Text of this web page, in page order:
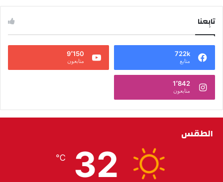
تابِعنا
722k
متابع
9٬150
متابعون
1٬842
متابعون
الطقس
32
℃